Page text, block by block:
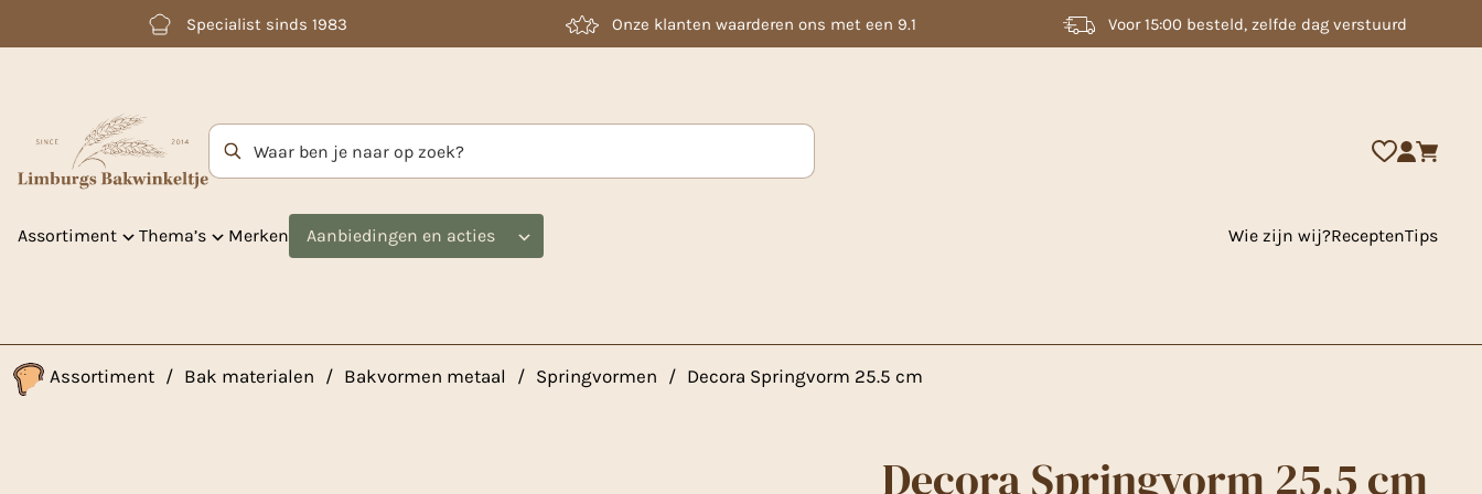
Betaal achteraf met Klarna Laag geprijsd 2000 + artikelen uit voorraad leverbaar
Zoekterm
Assortiment Thema’s Merken Aanbiedingen en acties Wie zijn wij?ReceptenTips
Assortiment / Bak materialen / Bakvormen metaal / Springvormen / Decora Springvorm 25.5 cm
Decora Springvorm 25.5 cm